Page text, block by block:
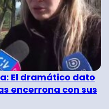
El dramático dato
encerrona con sus